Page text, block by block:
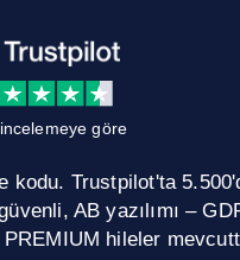
göre
kodu. Trustpilot'ta
AB yazılımı –
hileler